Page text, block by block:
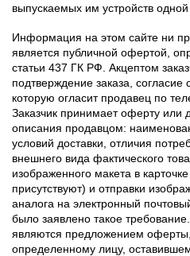
выпускаемых им устройств
Информация на этом сайте ни
является публичной офертой,
статьи 437 ГК РФ. Акцептом
подтверждение заказа,
которую огласит продавец по
Заказчик принимает оферту или
описания продавцом:
условий доставки, отличия
внешнего вида фактического
изображенного макета в
присутствуют) и отправки
аналога на электронный
было заявлено такое
являются предложением
определенному лицу,